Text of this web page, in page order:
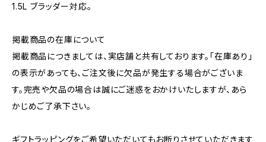
1.5L ブラッダー対応。
掲載商品の在庫について
掲載商品につきましては、実店舗と共有しております。「在庫あり」
の表示があっても、ご注文後に欠品が発生する場合がございま
す。完売や欠品の場合は誠にご迷惑をおかけいたしますが、あら
かじめご了承下さい。
ギフトラッピングをご希望いただいてもお断りさせていただきます